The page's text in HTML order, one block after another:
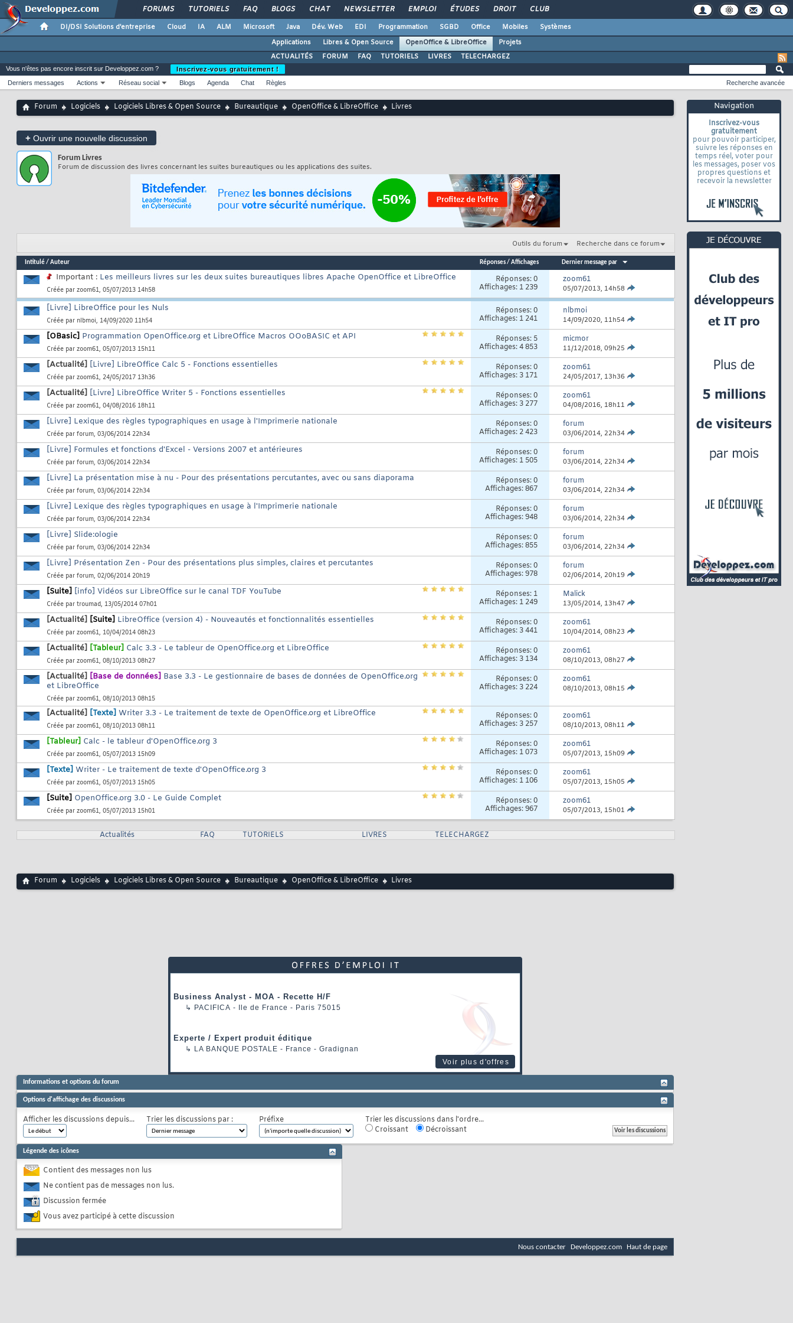
FORUMS TUTORIELS FAQ BLOGS CHAT NEWSLETTER EMPLOI ÉTUDES DROIT CLUB
DI/DSI Solutions d'entreprise Cloud IA ALM Microsoft Java Dév. Web EDI Programmation SGBD Office Mobiles
Systèmes
Applications
Libres & Open Source OpenOffice & LibreOffice
Projets
ACTUALITÉS
FORUM FAQ TUTORIELS LIVRES TELECHARGEZ
Vous n'êtes pas encore inscrit sur Developpez.com ?
Inscrivez-vous gratuitement !
Derniers messages
Actions Réseau social Blogs Agenda Chat Règles Recherche avancée
Forum Logiciels Logiciels Libres & Open Source Bureautique OpenOffice & LibreOffice Livres Navigation
Inscrivez-vous
gratuitement
pour pouvoir participer,
suivre les réponses en
temps réel, voter pour
les messages, poser vos
propres questions et
recevoir la newsletter
+ Ouvrir une nouvelle discussion
Forum Livres
Forum de discussion des livres concernant les suites bureautiques ou les applications des suites.
Outils du forum Recherche dans ce forum
Intitulé/ Auteur Réponses/ Affichages Dernier message par
Important : Les meilleurs livres sur les deux suites bureautiques libres Apache OpenOffice et LibreOffice
Créée par zoom61, 05/07/2013 14h58
Réponses:0
Affichages: 1 239
zoom61
05/07/2013, 14h58
[Livre] LibreOffice pour les Nuls
Créée par nlbmoi, 14/09/2020 11h54
Réponses:0
Affichages: 1 241
nlbmoi
14/09/2020, 11h54
[OBasic] Programmation OpenOffice.org et LibreOffice Macros OOoBASIC et API
Créée par zoom61, 05/07/2013 15h11
Réponses: 5
Affichages: 4 853
micmor
11/12/2018, 09h25
[Actualité] [Livre] LibreOffice Calc 5 - Fonctions essentielles
Créée par zoom61, 24/05/2017 13h36
Réponses:0
Affichages: 3 171
zoom61
24/05/2017, 13h36
[Actualité] [Livre] LibreOffice Writer 5 - Fonctions essentielles
Créée par zoom61, 04/08/2016 18h11
Réponses:0
Affichages: 3 277
zoom61
04/08/2016, 18h11
[Livre] Lexique des règles typographiques en usage à l'Imprimerie nationale
Créée par forum, 03/06/2014 22h34
Réponses:0
Affichages: 2 423
forum
03/06/2014, 22h34
[Livre] Formules et fonctions d'Excel - Versions 2007 et antérieures
Créée par forum, 03/06/2014 22h34
Réponses:0
Affichages: 1 505
forum
03/06/2014, 22h34
[Livre] La présentation mise à nu - Pour des présentations percutantes, avec ou sans diaporama
Créée par forum, 03/06/2014 22h34
Réponses:0
Affichages: 867
forum
03/06/2014, 22h34
[Livre] Lexique des règles typographiques en usage à l'Imprimerie nationale
Créée par forum, 03/06/2014 22h34
Réponses:0
Affichages: 948
forum
03/06/2014, 22h34
[Livre] Slide:ologie
Créée par forum, 03/06/2014 22h34
Réponses:0
Affichages: 855
forum
03/06/2014, 22h34
[Livre] Présentation Zen - Pour des présentations plus simples, claires et percutantes
Créée par forum, 02/06/2014 20h19
Réponses:0
Affichages: 978
forum
02/06/2014, 20h19
[Suite] [info] Vidéos sur LibreOffice sur le canal TDF YouTube
Créée par troumad, 13/05/2014 07h01
Réponses: 1
Affichages: 1 249
Malick
13/05/2014, 13h47
[Actualité] [Suite] LibreOffice (version 4) - Nouveautés et fonctionnalités essentielles
Créée par zoom61, 10/04/2014 08h23
Réponses:0
Affichages: 3 441
zoom61
10/04/2014, 08h23
[Actualité] [Tableur] Calc 3.3 - Le tableur de OpenOffice.org et LibreOffice
Créée par zoom61, 08/10/2013 08h27
Réponses:0
Affichages: 3 134
zoom61
08/10/2013, 08h27
[Actualité] [Base de données] Base 3.3 - Le gestionnaire de bases de données de OpenOffice.org
et LibreOffice
Créée par zoom61, 08/10/2013 08h15
Réponses:0
Affichages: 3 224
zoom61
08/10/2013, 08h15
[Actualité] [Texte] Writer 3.3 - Le traitement de texte de OpenOffice.org et LibreOffice
Créée par zoom61, 08/10/2013 08h11
Réponses:0
Affichages: 3 257
zoom61
08/10/2013, 08h11
[Tableur] Calc - le tableur d'OpenOffice.org 3
Créée par zoom61, 05/07/2013 15h09
Réponses:0
Affichages: 1 073
zoom61
05/07/2013, 15h09
[Texte] Writer - Le traitement de texte d'OpenOffice.org 3
Créée par zoom61, 05/07/2013 15h05
Réponses:0
Affichages: 1 106
zoom61
05/07/2013, 15h05
[Suite] OpenOffice.org 3.0 - Le Guide Complet
Créée par zoom61, 05/07/2013 15h01
Réponses:0
Affichages: 967
zoom61
05/07/2013, 15h01
Actualités FAQ TUTORIELS LIVRES TELECHARGEZ
Forum Logiciels Logiciels Libres & Open Source Bureautique OpenOffice & LibreOffice Livres
Business Analyst - MOA - Recette H/F
↳ PACIFICA - Ile de France - Paris 75015
Experte / Expert produit éditique
↳ LA BANQUE POSTALE - France - Gradignan
Voir plus d'offres
Informations et options du forum
Options d'affichage des discussions
Afficher les discussions depuis... Trier les discussions par : Préfixe
Trier les discussions dans l'ordre...
Croissant
Décroissant
Légende des icônes
Contient des messages non lus
Ne contient pas de messages non lus.
Discussion fermée
Vous avez participé à cette discussion
Nous contacter Developpez.com Haut de page